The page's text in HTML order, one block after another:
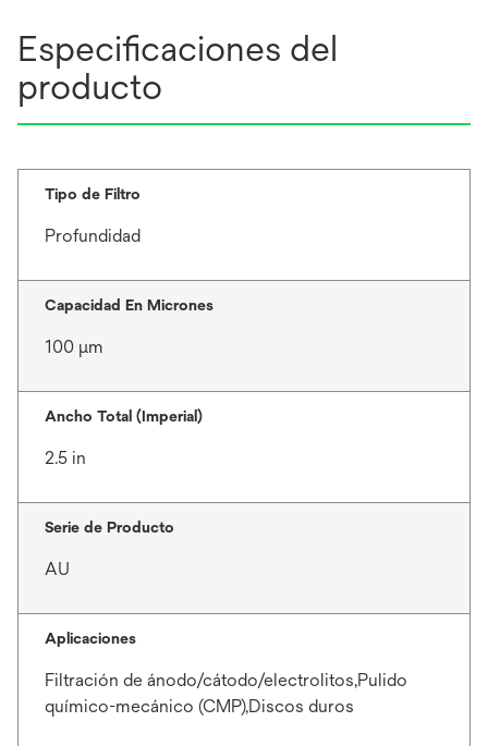
Especificaciones del
producto
Tipo de Filtro
Profundidad
Capacidad En Micrones
100 μm
Ancho Total (Imperial)
2.5 in
Serie de Producto
AU
Aplicaciones
Filtración de ánodo/cátodo/electrolitos,Pulido
químico-mecánico (CMP),Discos duros